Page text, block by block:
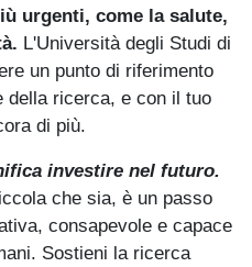
urgenti, come la salute,
L'Università degli Studi di
un punto di riferimento
della ricerca, e con il tuo
di più.
investire nel futuro.
che sia, è un passo
consapevole e capace
Sostieni la ricerca